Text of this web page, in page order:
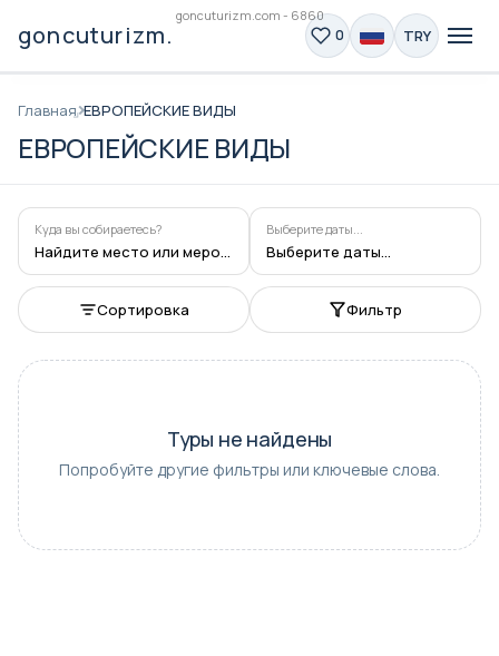
goncuturizm.com - 6860
goncuturizm.com 0 TRY
Главная ЕВРОПЕЙСКИЕ ВИДЫ
ЕВРОПЕЙСКИЕ ВИДЫ
Куда вы собираетесь?
Найдите место или мероприятие
Выберите даты...
Выберите даты...
Сортировка Фильтр
Туры не найдены
Попробуйте другие фильтры или ключевые слова.